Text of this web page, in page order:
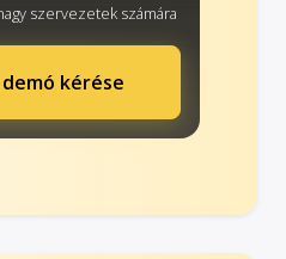
szervezetek számára
kérése